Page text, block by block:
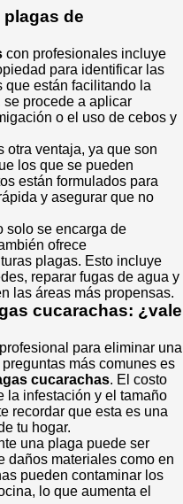
de
con profesionales incluye
para identificar las
que están facilitando la
procede a aplicar
o el uso de cebos y
otra ventaja, ya que son
los que se pueden
están formulados para
y asegurar que no
solo se encarga de
ofrece
plagas. Esto incluye
reparar fugas de agua y
las áreas más propensas.
cucarachas: ¿vale
para eliminar una
más comunes es
cucarachas. El costo
la infestación y el tamaño
recordar que esta es una
tu hogar.
una plaga puede ser
daños materiales como en
pueden contaminar los
lo que aumenta el